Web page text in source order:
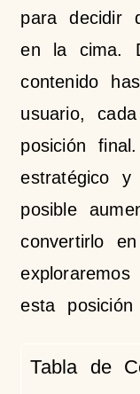
para decidir
en la cima.
contenido
usuario,
posición
estratégico y
posible
convertirlo
esta posición
Tabla de